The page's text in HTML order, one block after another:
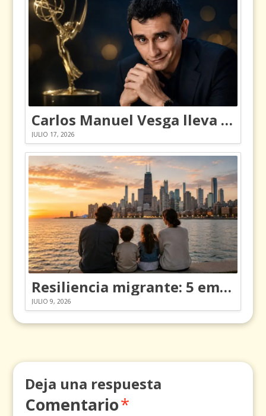
Carlos Manuel Vesga lleva el nombre de Colombia a los Emmy
JULIO 17, 2026
Resiliencia migrante: 5 emociones y cómo gestionarlas
JULIO 9, 2026
Deja una respuesta
Comentario*